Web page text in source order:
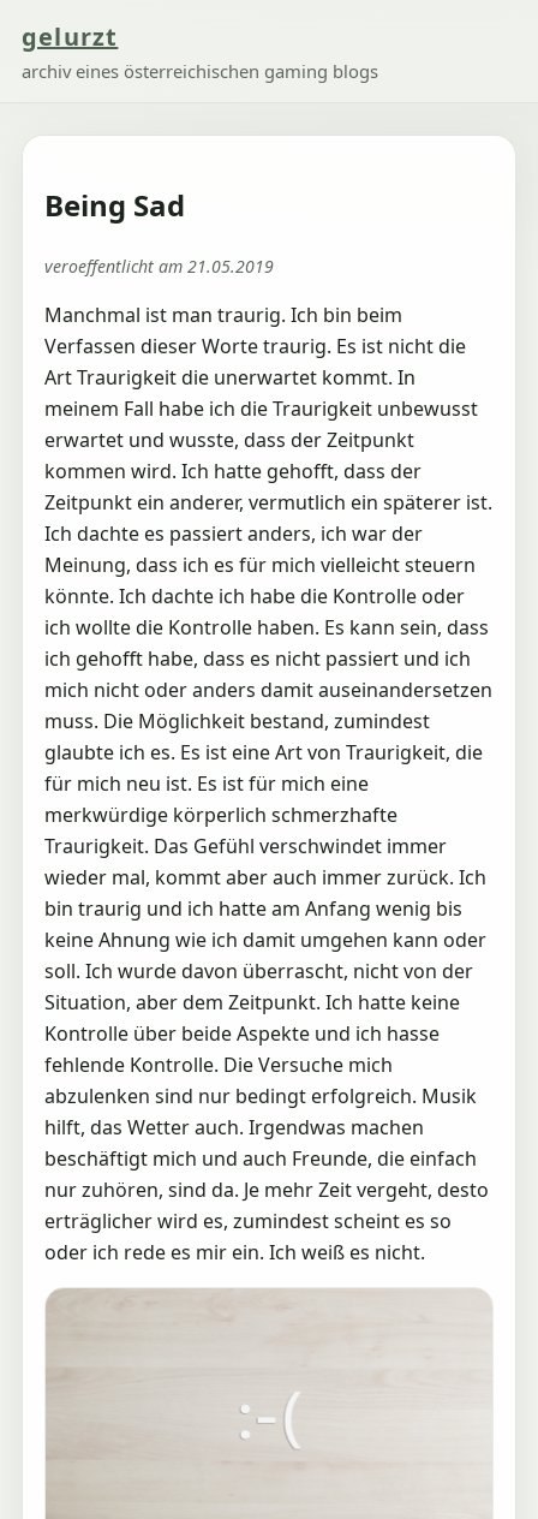
gelurzt
archiv eines österreichischen gaming blogs
Being Sad
veroeffentlicht am 21.05.2019
Manchmal ist man traurig. Ich bin beim
Verfassen dieser Worte traurig. Es ist nicht die
Art Traurigkeit die unerwartet kommt. In
meinem Fall habe ich die Traurigkeit unbewusst
erwartet und wusste, dass der Zeitpunkt
kommen wird. Ich hatte gehofft, dass der
Zeitpunkt ein anderer, vermutlich ein späterer ist.
Ich dachte es passiert anders, ich war der
Meinung, dass ich es für mich vielleicht steuern
könnte. Ich dachte ich habe die Kontrolle oder
ich wollte die Kontrolle haben. Es kann sein, dass
ich gehofft habe, dass es nicht passiert und ich
mich nicht oder anders damit auseinandersetzen
muss. Die Möglichkeit bestand, zumindest
glaubte ich es. Es ist eine Art von Traurigkeit, die
für mich neu ist. Es ist für mich eine
merkwürdige körperlich schmerzhafte
Traurigkeit. Das Gefühl verschwindet immer
wieder mal, kommt aber auch immer zurück. Ich
bin traurig und ich hatte am Anfang wenig bis
keine Ahnung wie ich damit umgehen kann oder
soll. Ich wurde davon überrascht, nicht von der
Situation, aber dem Zeitpunkt. Ich hatte keine
Kontrolle über beide Aspekte und ich hasse
fehlende Kontrolle. Die Versuche mich
abzulenken sind nur bedingt erfolgreich. Musik
hilft, das Wetter auch. Irgendwas machen
beschäftigt mich und auch Freunde, die einfach
nur zuhören, sind da. Je mehr Zeit vergeht, desto
erträglicher wird es, zumindest scheint es so
oder ich rede es mir ein. Ich weiß es nicht.